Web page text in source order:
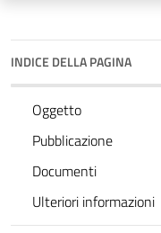
INDICE DELLA PAGINA
Oggetto
Pubblicazione
Documenti
Ulteriori informazioni